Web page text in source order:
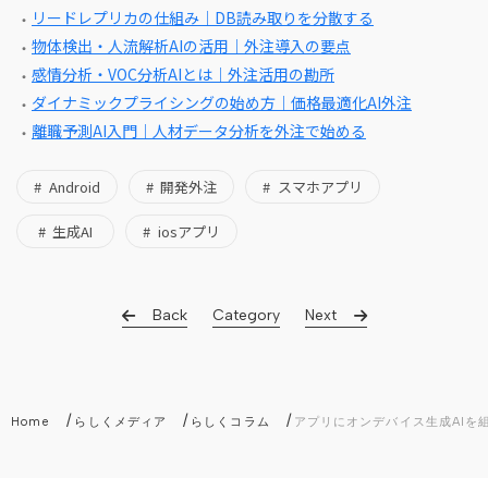
リードレプリカの仕組み｜DB読み取りを分散する
物体検出・人流解析AIの活用｜外注導入の要点
感情分析・VOC分析AIとは｜外注活用の勘所
ダイナミックプライシングの始め方｜価格最適化AI外注
離職予測AI入門｜人材データ分析を外注で始める
Android 開発外注 スマホアプリ
生成AI iosアプリ
Back Category Next
Home / らしくメディア / らしくコラム / アプリにオンデバイス生成AIを